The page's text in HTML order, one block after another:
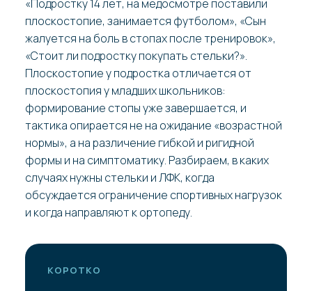
«Подростку 14 лет, на медосмотре поставили
плоскостопие, занимается футболом», «Сын
жалуется на боль в стопах после тренировок»,
«Стоит ли подростку покупать стельки?».
Плоскостопие у подростка отличается от
плоскостопия у младших школьников:
формирование стопы уже завершается, и
тактика опирается не на ожидание «возрастной
нормы», а на различение гибкой и ригидной
формы и на симптоматику. Разбираем, в каких
случаях нужны стельки и ЛФК, когда
обсуждается ограничение спортивных нагрузок
и когда направляют к ортопеду.
КОРОТКО